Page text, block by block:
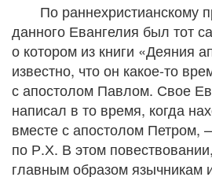
По раннехристианскому
данного Евангелия был тот
о котором из книги «Деяния
известно, что он какое-то
с апостолом Павлом. Свое
написал в то время, когда
вместе с апостолом Петром,
по Р.Х. В этом
главным образом